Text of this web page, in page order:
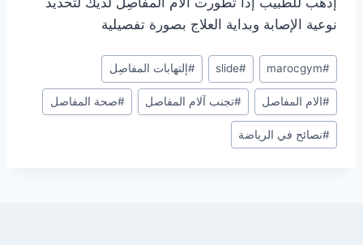
نوعية الإصابة وبداية العلاج بصورة تفصيلية
Post
Tags:
#
marocgym
#
slide
#إلتهابات المفاصِل
#الام المفاصل #تجنب آلام المفاصل #صحة المفاصل
#نصائح في الرياضة